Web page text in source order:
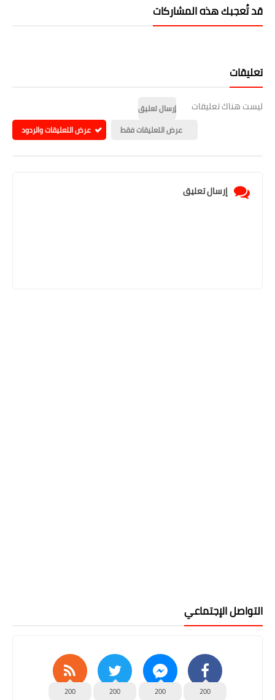
قد تُعجبك هذه المشاركات
تعليقات
ليست هناك تعليقات
إرسال تعليق
عرض التعليقات فقط
عرض التعليقات والردود
إرسال تعليق
التواصل الإجتماعي
200
200
200
200